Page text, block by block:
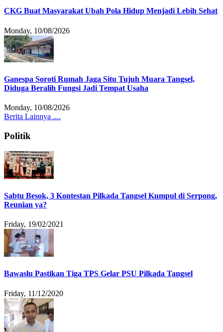
CKG Buat Masyarakat Ubah Pola Hidup Menjadi Lebih Sehat
Monday, 10/08/2026
Ganespa Soroti Rumah Jaga Situ Tujuh Muara Tangsel,
Diduga Beralih Fungsi Jadi Tempat Usaha
Monday, 10/08/2026
Berita Lainnya ....
Politik
Sabtu Besok, 3 Kontestan Pilkada Tangsel Kumpul di Serpong,
Reunian ya?
Friday, 19/02/2021
Bawaslu Pastikan Tiga TPS Gelar PSU Pilkada Tangsel
Friday, 11/12/2020